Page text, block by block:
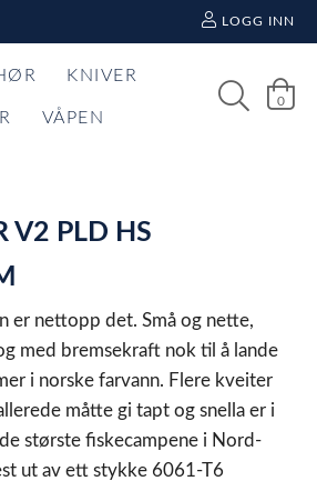
LOGG INN
KNIVER
VÅPEN
0
V2 PLD HS
er nettopp det. Små og nette,
med bremsekraft nok til å lande
i norske farvann. Flere kveiter
måtte gi tapt og snella er i
største fiskecampene i Nord-
ut av ett stykke 6061-T6